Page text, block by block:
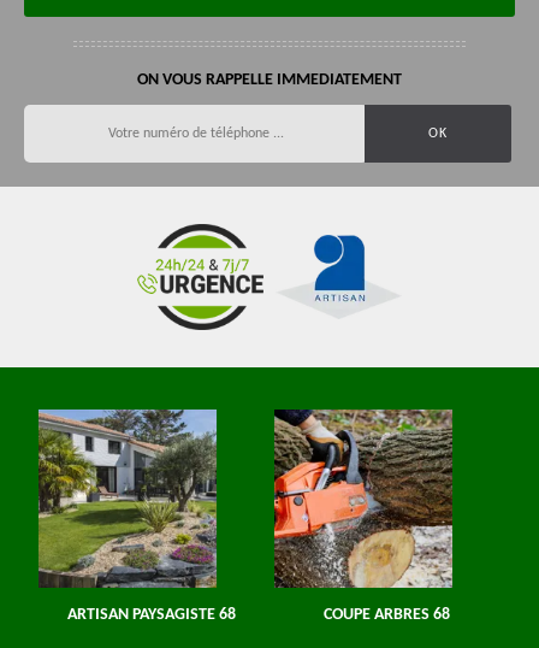
ON VOUS RAPPELLE IMMEDIATEMENT
ARTISAN PAYSAGISTE 68 COUPE ARBRES 68